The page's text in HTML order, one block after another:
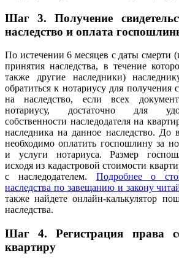
Шаг 3.Получение
наследство и оплата
По истечении 6 месяцев с даты смерти
принятия наследства, в течение
также другие наследники)
обратиться к нотариусу для получения
на наследство, если всех
нотариусу, достаточно для
собственности наследодателя на
наследника на данное наследство. До
необходимо оплатить госпошлину за
и услуги нотариуса. Размер
исходя из кадастровой стоимости
с наследодателем. Подробнее о
наследства по завещанию и закону
также найдете онлайн-калькулятор
наследства.
Шаг 4.
Регистрация права
квартиру